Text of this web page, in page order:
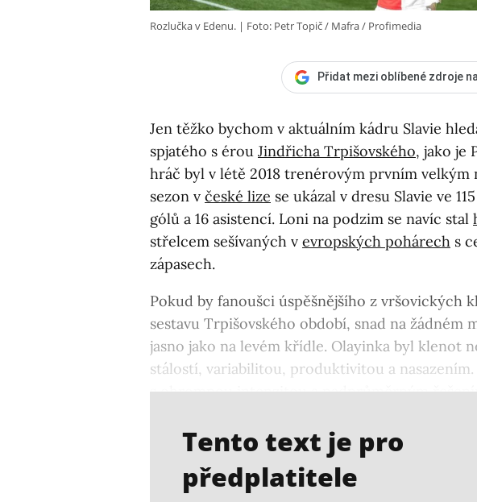
Rozlučka v Edenu. Foto: Petr Topič / Mafra / Profimedia
Přidat mezi oblíbené zdroje
Jen těžko bychom v aktuálním kádru Slavie
spjatého s érou Jindřicha Trpišovského, jako je
hráč byl v létě 2018 trenérovým prvním velkým
sezon v české lize se ukázal v dresu Slavie ve
gólů a 16 asistencí. Loni na podzim se navíc stal
střelcem sešívaných v evropských pohárech s
zápasech.
Pokud by fanoušci úspěšnějšího z vršovických
sestavu Trpišovského období, snad na žádném
jasno jako na levém křídle. Olayinka byl klenot
stálostí, variabilitou, produktivitou a
s ohromnou intenzitou a nadprůměrným
Tento text je pro
předplatitele